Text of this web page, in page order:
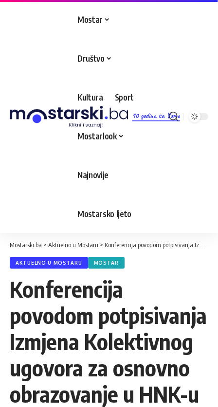
10 godina sa Vama
Mostar
Društvo
Kultura Sport
Mostarlook
Najnovije
Mostarsko ljeto
Mostarski.ba > Aktuelno u Mostaru > Konferencija povodom potpisivanja Izmjena Kolektivnog ugovora za osnovno obrazovanje u HNK-u
AKTUELNO U MOSTARU MOSTAR
Konferencija
povodom potpisivanja
Izmjena Kolektivnog
ugovora za osnovno
obrazovanje u HNK-u